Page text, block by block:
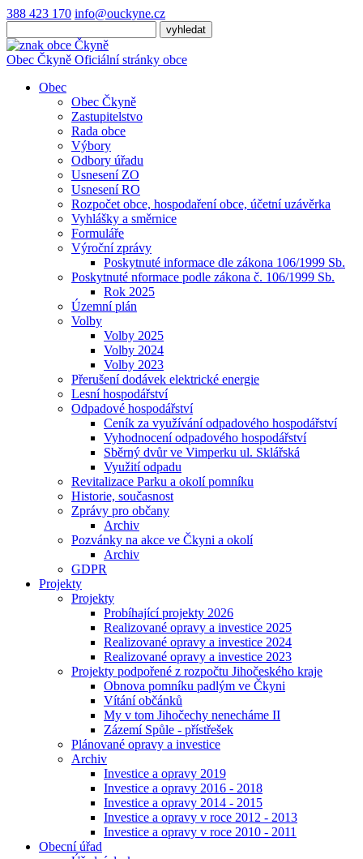
388 423 170 info@ouckyne.cz
Obec Čkyně Oficiální stránky obce
Obec
Obec Čkyně
Zastupitelstvo
Rada obce
Výbory
Odbory úřadu
Usnesení ZO
Usnesení RO
Rozpočet obce, hospodaření obce, účetní uzávěrka
Vyhlášky a směrnice
Formuláře
Výroční zprávy
Poskytnuté informace dle zákona 106/1999 Sb.
Poskytnuté nformace podle zákona č. 106/1999 Sb.
Rok 2025
Územní plán
Volby
Volby 2025
Volby 2024
Volby 2023
Přerušení dodávek elektrické energie
Lesní hospodářství
Odpadové hospodářství
Ceník za využívání odpadového hospodářství
Vyhodnocení odpadového hospodářství
Sběrný dvůr ve Vimperku ul. Sklářská
Využití odpadu
Revitalizace Parku a okolí pomníku
Historie, současnost
Zprávy pro občany
Archiv
Pozvánky na akce ve Čkyni a okolí
Archiv
GDPR
Projekty
Projekty
Probíhající projekty 2026
Realizované opravy a investice 2025
Realizované opravy a investice 2024
Realizované opravy a investice 2023
Projekty podpořené z rozpočtu Jihočeského kraje
Obnova pomníku padlým ve Čkyni
Vítání občánků
My v tom Jihočechy nenecháme II
Zázemí Spůle - přístřešek
Plánované opravy a investice
Archiv
Investice a opravy 2019
Investice a opravy 2016 - 2018
Investice a opravy 2014 - 2015
Investice a opravy v roce 2012 - 2013
Investice a opravy v roce 2010 - 2011
Obecní úřad